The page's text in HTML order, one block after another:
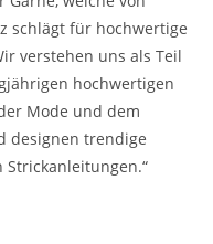
schlägt für hochwertige
verstehen uns als Teil
hochwertigen
Mode und dem
designen trendige